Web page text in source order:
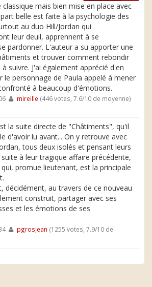
mais bien mise en place avec
belle est faite à la psychologie des
au duo Hill/Jordan qui
leur deuil, apprennent à se
pardonner. L'auteur a su apporter une
et trouver comment rebondir
suivre. J'ai également apprécié d'en
le personnage de Paula appelé à mener
à beaucoup d'émotions.
mireille (446 votes, 7.6/10 de moyenne)
la suite directe de "Châtiments", qu'il
d'avoir lu avant... On y retrouve avec
tous deux isolés et pensant leurs
à leur tragique affaire précédente,
promue lieutenant, est la principale
décidément, au travers de ce nouveau
construit, partager avec ses
et les émotions de ses
pgrosjean (1255 votes, 7.9/10 de